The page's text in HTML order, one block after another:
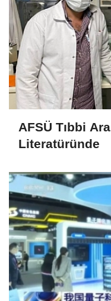
AFSÜ Tıbbi
Literatüründe